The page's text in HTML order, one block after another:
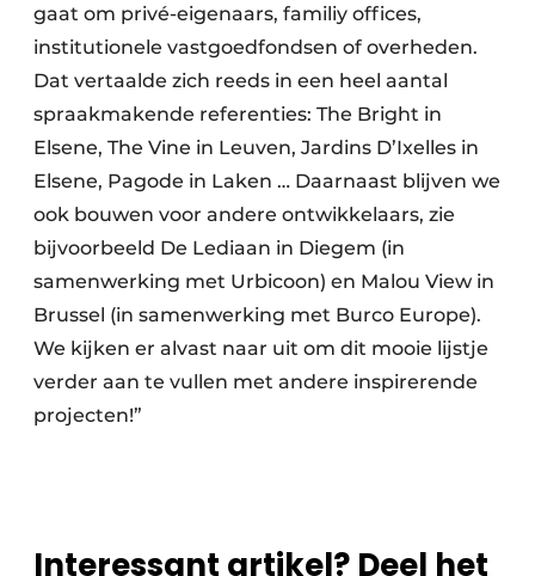
gaat om privé-eigenaars, familiy offices,
institutionele vastgoedfondsen of overheden.
Dat vertaalde zich reeds in een heel aantal
spraakmakende referenties: The Bright in
Elsene, The Vine in Leuven, Jardins D’Ixelles in
Elsene, Pagode in Laken … Daarnaast blijven we
ook bouwen voor andere ontwikkelaars, zie
bijvoorbeeld De Lediaan in Diegem (in
samenwerking met Urbicoon) en Malou View in
Brussel (in samenwerking met Burco Europe).
We kijken er alvast naar uit om dit mooie lijstje
verder aan te vullen met andere inspirerende
projecten!”
Interessant artikel? Deel het